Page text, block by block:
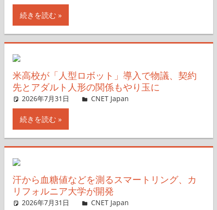
続きを読む
米高校が「人型ロボット」導入で物議、契約
先とアダルト人形の関係もやり玉に
2026年7月31日 CNET Japan
続きを読む
汗から血糖値などを測るスマートリング、カ
リフォルニア大学が開発
2026年7月31日 CNET Japan